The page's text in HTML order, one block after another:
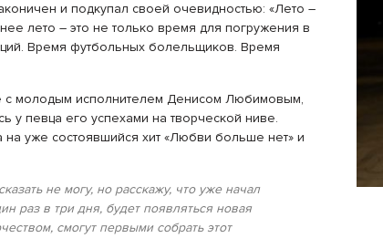
и подкупал своей очевидностью: «Лето –
лето – это не только время для погружения в
Время футбольных болельщиков. Время
молодым исполнителем Денисом Любимовым,
у певца его успехами на творческой ниве.
уже состоявшийся хит «Любви больше нет» и
не могу, но расскажу, что уже начал
раз в три дня, будет появляться новая
смогут первыми собрать этот